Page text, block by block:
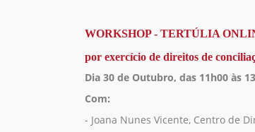
ONLINE
Vamos
conversar
detidos
WORKSHOP - TERTÚLIA
por exercício de direitos de
Dia 30 de Outubro, das 11h00 às
Com:
- Joana Nunes Vicente, Centro de